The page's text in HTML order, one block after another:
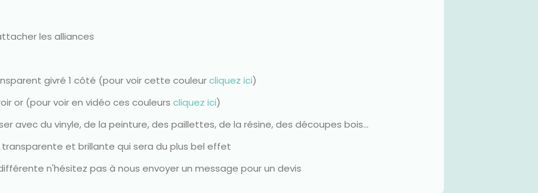
les alliances
givré 1 côté (pour voir cette couleurcliquez ici)
or (pour voir en vidéo ces couleurscliquez ici)
avec du vinyle, de la peinture, des paillettes, de la résine, des découpes bois...
et brillante qui sera du plus bel effet
n'hésitez pas à nous envoyer un message pour un devis